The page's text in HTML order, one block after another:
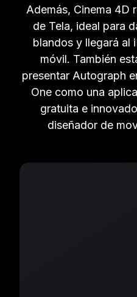
Además, Cinema 4D
de Tela, ideal para
blandos y llegará al
móvil. También
presentar Autograph
One como una
gratuita e
diseñador de